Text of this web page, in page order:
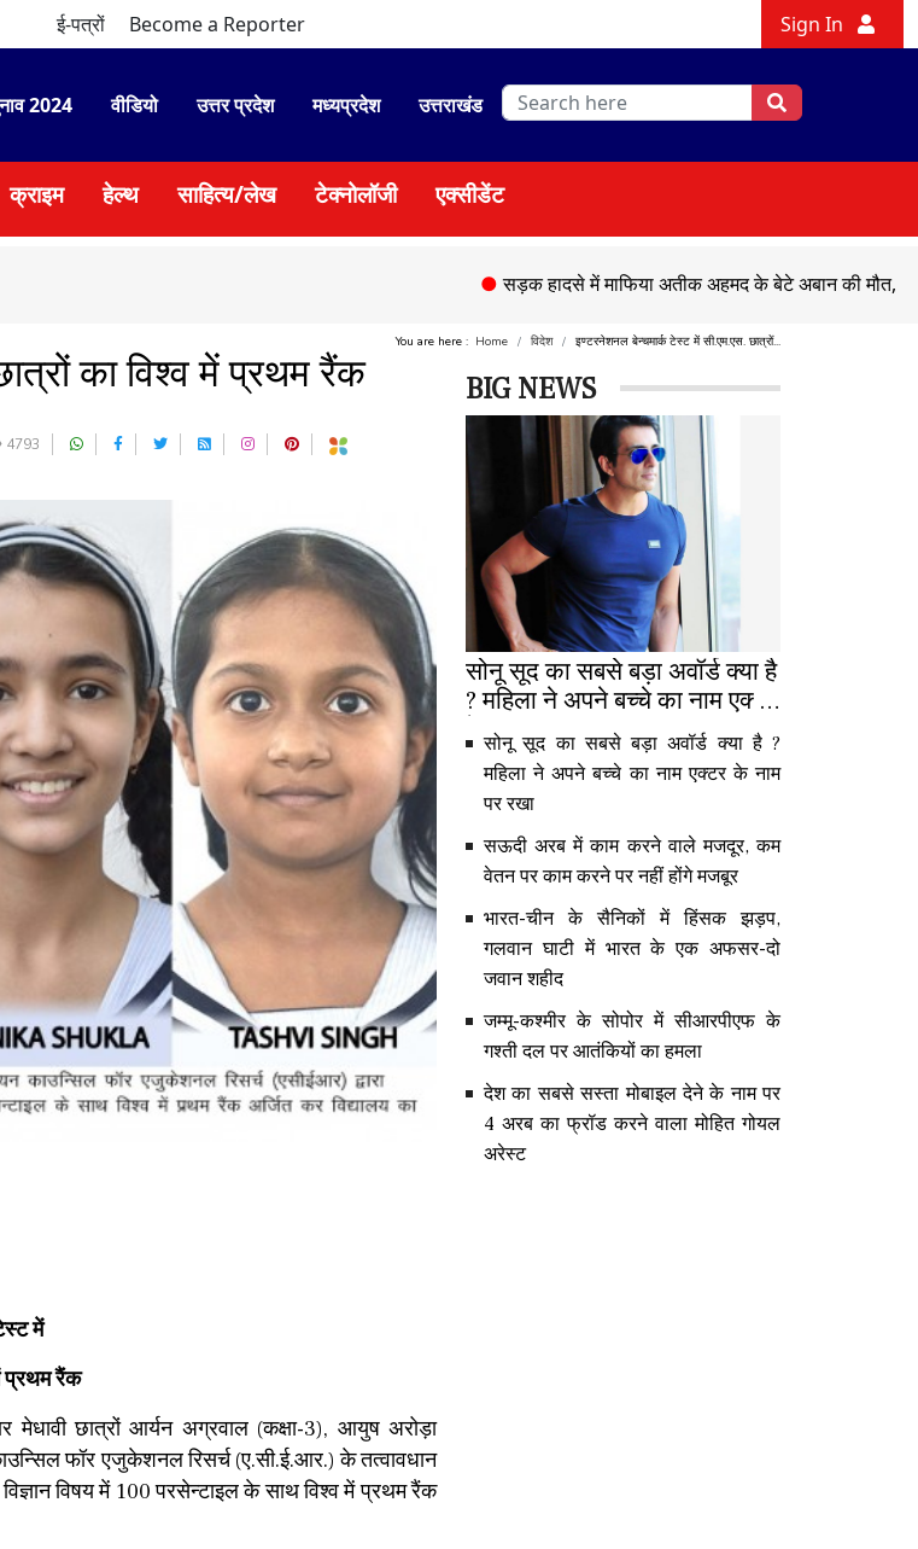
ई-पत्रों Become a Reporter Sign In
2024 वीडियो उत्तर प्रदेश मध्यप्रदेश उत्तराखंड
क्राइम हेल्थ साहित्य/लेख टेक्नोलॉजी एक्सीडेंट
सड़क हादसे में माफिया अतीक अहमद के बेटे अबान की मौत, ●चेहल्लुम
You are here : Home विदेश इण्टरनेशनल बेन्चमार्क टेस्ट में सी.एम.एस. छात्रों...
का विश्व में प्रथम रैंक
4793
में
प्रथम रैंक
छात्रों आर्यन अग्रवाल (कक्षा-3), आयुष अरोड़ा
फाॅर एजुकेशनल रिसर्च (ए.सी.ई.आर.) के तत्वावधान
विषय में 100 परसेन्टाइल के साथ विश्व में प्रथम रैंक
BIG NEWS
सोनू सूद का सबसे बड़ा अवॉर्ड क्या है
? महिला ने अपने बच्चे का नाम एक्टर
के नाम पर रखा
सोनू सूद का सबसे बड़ा अवॉर्ड क्या है ?
महिला ने अपने बच्चे का नाम एक्टर के नाम
पर रखा
सऊदी अरब में काम करने वाले मजदूर, कम
वेतन पर काम करने पर नहीं होंगे मजबूर
भारत-चीन के सैनिकों में हिंसक झड़प,
गलवान घाटी में भारत के एक अफसर-दो
जवान शहीद
जम्मू-कश्मीर के सोपोर में सीआरपीएफ के
गश्ती दल पर आतंकियों का हमला
देश का सबसे सस्ता मोबाइल देने के नाम पर
4 अरब का फ्रॉड करने वाला मोहित गोयल
अरेस्ट